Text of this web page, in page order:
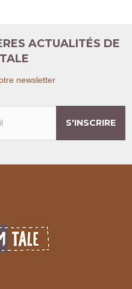
ACTUALITÉS DE
newsletter
S'INSCRIRE